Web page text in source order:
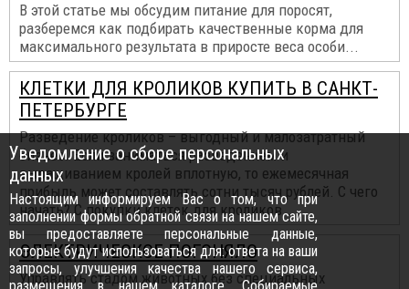
В этой статье мы обсудим питание для поросят,
разберемся как подбирать качественные корма для
максимального результата в приросте веса особи...
КЛЕТКИ ДЛЯ КРОЛИКОВ КУПИТЬ В САНКТ-
ПЕТЕРБУРГЕ
Разведение кроликов – выгодный и малозатратный
бизнес. Если заниматься разведением и
выращиванием кролей вплотную, то ежемесячная
прибыль может составлять сотни тысяч рублей. С чего
начать? С покупки клеток для кроликов...
ЭЛЕКТРИЧЕСКОЕ ПОГОНЯЛО
Управлять стадом животных без специальных
Уведомление о сборе персональных
данных
Настоящим информируем Вас о том, что при
заполнении формы обратной связи на нашем сайте,
вы предоставляете персональные данные,
которые будут использоваться для: ответа на ваши
запросы, улучшения качества нашего сервиса,